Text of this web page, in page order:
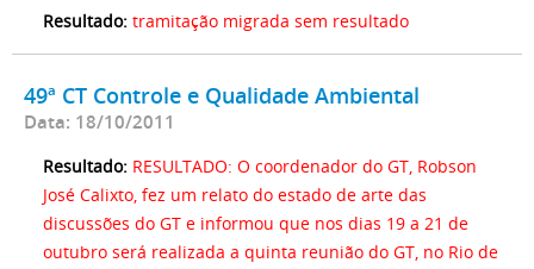
Resultado: tramitação migrada sem resultado
49ª CT Controle e Qualidade Ambiental
Data: 18/10/2011
Resultado: RESULTADO: O coordenador do GT, Robson
José Calixto, fez um relato do estado de arte das
discussões do GT e informou que nos dias 19 a 21 de
outubro será realizada a quinta reunião do GT, no Rio de